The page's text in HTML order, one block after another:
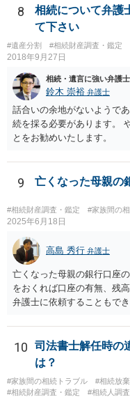
8
相続について弁護
て下さい
#遺産分割 #相続財産調査・鑑定
2018年9月27日
相続・遺言に強い弁護士
鈴木 崇裕 弁護士
話合いの余地がないようで
続を採る必要があります。
とをお勧めいたします。
9 亡くなった母親の
#相続財産調査・鑑定 #家族間の
2025年6月18日
高島 秀行 弁護士
亡くなった母親の銀行口座
をおくれば口座の有無、残
弁護士に依頼することもで
高は教えてくれると思いま
であれば、弁護士に相談し
10
司法書士解任時の
は？
#家族間の相続トラブル #相続放棄
#相続財産調査・鑑定
#相続人調